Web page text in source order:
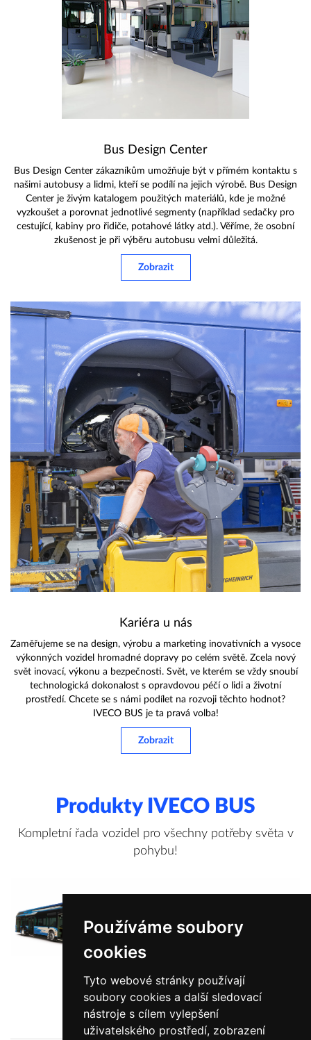
Používáme soubory
cookies
Tyto webové stránky používají
soubory cookies a další sledovací
nástroje s cílem vylepšení
uživatelského prostředí, zobrazení
Bus Design Center
Bus Design Center zákazníkům umožňuje být v přímém kontaktu s
našimi autobusy a lidmi, kteří se podílí na jejich výrobě. Bus Design
Center je živým katalogem použitých materiálů, kde je možné
vyzkoušet a porovnat jednotlivé segmenty (například sedačky pro
cestující, kabiny pro řidiče, potahové látky atd.). Věříme, že osobní
zkušenost je při výběru autobusu velmi důležitá.
Zobrazit
Kariéra u nás
Zaměřujeme se na design, výrobu a marketing inovativních a vysoce
výkonných vozidel hromadné dopravy po celém světě. Zcela nový
svět inovací, výkonu a bezpečnosti. Svět, ve kterém se vždy snoubí
technologická dokonalost s opravdovou péčí o lidi a životní
prostředí. Chcete se s námi podílet na rozvoji těchto hodnot?
IVECO BUS je ta pravá volba!
Zobrazit
Produkty IVECO BUS
Kompletní řada vozidel pro všechny potřeby světa v
pohybu!
Zobrazit více informací